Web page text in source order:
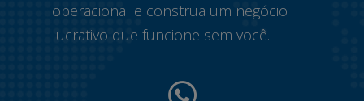
operacional e construa um negócio
lucrativo que funcione sem você.